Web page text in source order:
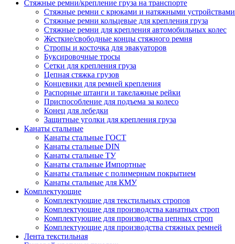
Стяжные ремни/крепление груза на транспорте
Стяжные ремни с крюками и натяжными устройствами
Стяжные ремни кольцевые для крепления груза
Стяжные ремни для крепления автомобильных колес
Жесткие/свободные концы стяжного ремня
Стропы и косточка для эвакуаторов
Буксировочные тросы
Сетки для крепления груза
Цепная стяжка грузов
Концевики для ремней крепления
Распорные штанги и такелажные рейки
Приспособление для подъема за колесо
Конец для лебедки
Защитные уголки для крепления груза
Канаты стальные
Канаты стальные ГОСТ
Канаты стальные DIN
Канаты стальные ТУ
Канаты стальные Импортные
Канаты стальные с полимерным покрытием
Канаты стальные для КМУ
Комплектующие
Комплектующие для текстильных стропов
Комплектующие для производства канатных строп
Комплектующие для производства цепных строп
Комплектующие для производства стяжных ремней
Лента текстильная